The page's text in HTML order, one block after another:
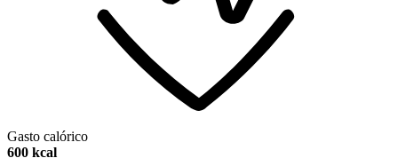
Gasto calórico
600 kcal